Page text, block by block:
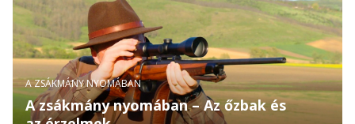
A ZSÁKMÁNY NYOMÁBAN
A zsákmány nyomában – Az őzbak és